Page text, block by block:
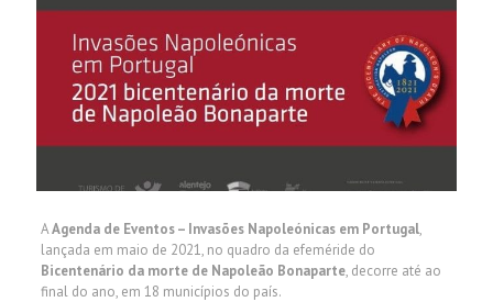
AAgenda de Eventos – Invasões Napoleónicas em Portugal,
lançada em maio de 2021, no quadro da efeméride do
Bicentenário da morte de Napoleão Bonaparte, decorre até ao
final do ano, em 18 municípios do país.